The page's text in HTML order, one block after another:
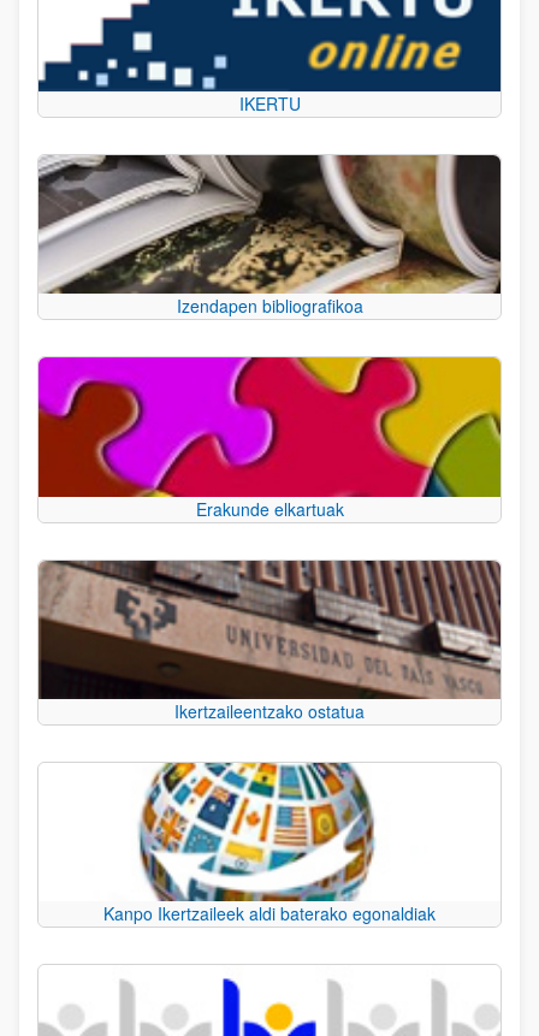
IKERTU
Izendapen bibliografikoa
Erakunde elkartuak
Ikertzaileentzako ostatua
Kanpo Ikertzaileek aldi baterako egonaldiak